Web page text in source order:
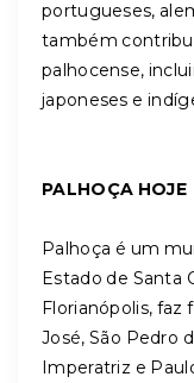
portugueses,
também
palhocense,
japoneses e
PALHOÇA HOJE
Palhoça é um
Estado de Santa
Florianópolis, faz
José, São Pedro
Imperatriz e